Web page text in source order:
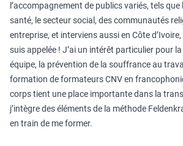
l’accompagnement de publics variés, tels que
santé, le secteur social, des communautés
entreprise, et interviens aussi en Côte
suis appelée ! J’ai un intérêt particulier pour
équipe, la prévention de la souffrance au
formation de formateurs CNV en
corps tient une place importante dans la
j’intègre des éléments de la méthode
en train de me former.